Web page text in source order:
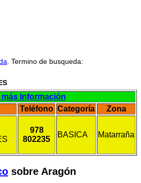
. Termino de busqueda:
más Información
Teléfono Categoría
Zona
978
802235
BASICA Matarraña
sobre Aragón